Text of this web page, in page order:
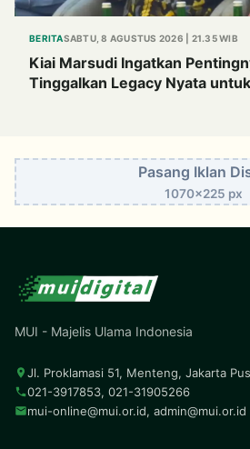
BERITASABTU, 8 AGUSTUS 2026 | 21.35 WIB
Kiai Marsudi Ingatkan
Tinggalkan Legacy Nyata
Pasang Iklan
1070x225 px
MUI - Majelis Ulama Indonesia
Jl. Proklamasi 51, Menteng, Jakarta
021-3917853, 021-31905266
mui-online@mui.or.id, admin@mui.or.id